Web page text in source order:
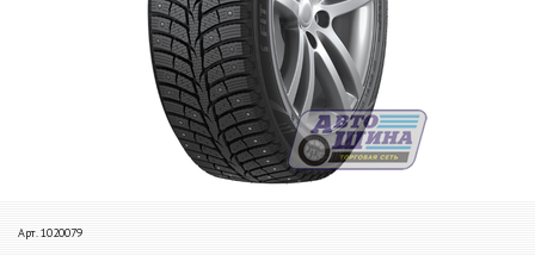
Арт. 1020079